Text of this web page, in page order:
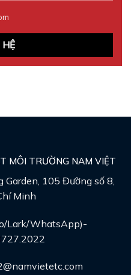
MÔI TRƯỜNG NAM VIỆT
105 Đường số 8,
Minh
Lark/WhatsApp)-